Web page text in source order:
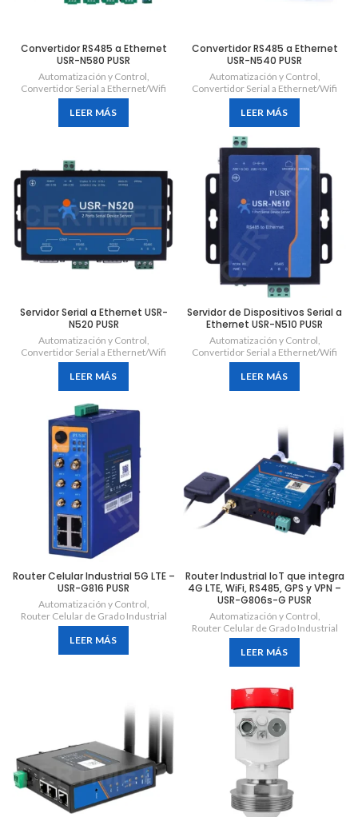
Convertidor RS485 a Ethernet
USR-N580 PUSR
Automatización y Control,
Convertidor Serial a Ethernet/Wifi
LEER MÁS
Convertidor RS485 a Ethernet
USR-N540 PUSR
Automatización y Control,
Convertidor Serial a Ethernet/Wifi
LEER MÁS
Servidor Serial a Ethernet USR-
N520 PUSR
Automatización y Control,
Convertidor Serial a Ethernet/Wifi
LEER MÁS
Servidor de Dispositivos Serial a
Ethernet USR-N510 PUSR
Automatización y Control,
Convertidor Serial a Ethernet/Wifi
LEER MÁS
Router Celular Industrial 5G LTE –
USR-G816 PUSR
Automatización y Control,
Router Celular de Grado Industrial
LEER MÁS
Router Industrial IoT que integra
4G LTE, WiFi, RS485, GPS y VPN –
USR-G806s-G PUSR
Automatización y Control,
Router Celular de Grado Industrial
LEER MÁS